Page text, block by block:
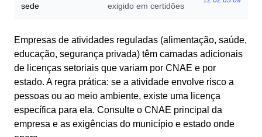
sede
exigido em certidões
Empresas de atividades reguladas (alimentação, saúde,
educação, segurança privada) têm camadas adicionais
de licenças setoriais que variam por CNAE e por
estado. A regra prática: se a atividade envolve risco a
pessoas ou ao meio ambiente, existe uma licença
específica para ela. Consulte o CNAE principal da
empresa e as exigências do município e estado onde